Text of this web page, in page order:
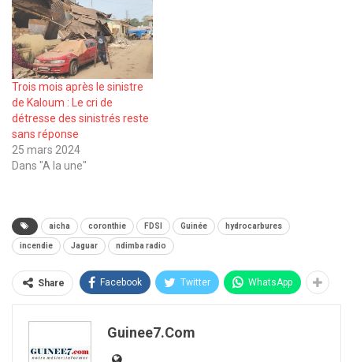
Trois mois après le sinistre
de Kaloum : Le cri de
détresse des sinistrés reste
sans réponse
25 mars 2024
Dans "A la une"
aicha coronthie FDSI Guinée hydrocarbures
incendie Jaguar ndimba radio
Share Facebook Twitter WhatsApp
Guinee7.com